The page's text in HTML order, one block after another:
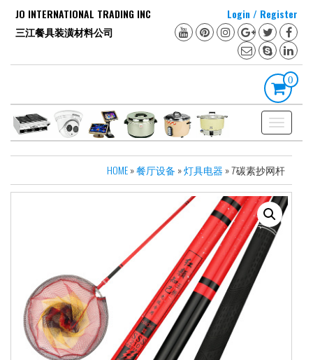
JO INTERNATIONAL TRADING INC
三江餐具装潢材料公司
Login / Register
0
Toggle
navigation
HOME»餐厅设备 »灯具电器 » 7’碳素抄网杆